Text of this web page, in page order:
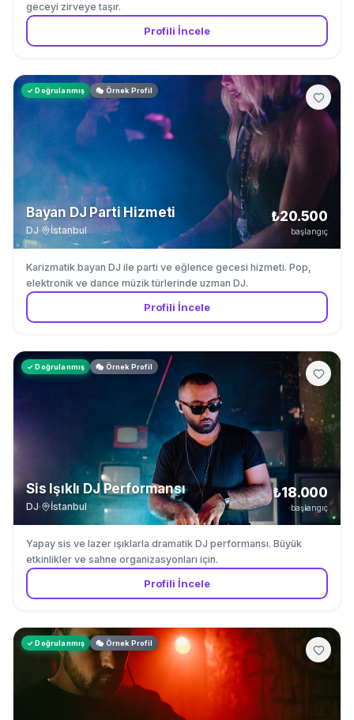
geceyi zirveye taşır.
Profili İncele
✓ Doğrulanmış 🎭 Örnek Profil
Bayan DJ Parti Hizmeti
DJ· İstanbul
₺20.500
başlangıç
Karizmatik bayan DJ ile parti ve eğlence gecesi hizmeti. Pop,
elektronik ve dance müzik türlerinde uzman DJ.
Profili İncele
✓ Doğrulanmış 🎭 Örnek Profil
Sis Işıklı DJ Performansı
DJ· İstanbul
₺18.000
başlangıç
Yapay sis ve lazer ışıklarla dramatik DJ performansı. Büyük
etkinlikler ve sahne organizasyonları için.
Profili İncele
✓ Doğrulanmış 🎭 Örnek Profil